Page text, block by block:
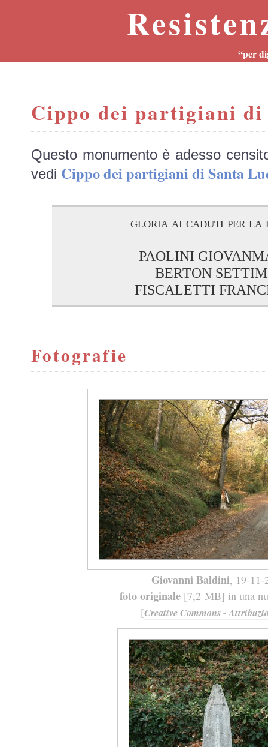
“per
Cippo dei partigiani di
Questo monumento è adesso
vedi Cippo dei partigiani di Santa
gloria ai caduti per la
PAOLINI
BERTON
FISCALETTI
Fotografie
Giovanni Baldini, 19-11-
foto originale[7,2 MB] in una
[Creative Commons -